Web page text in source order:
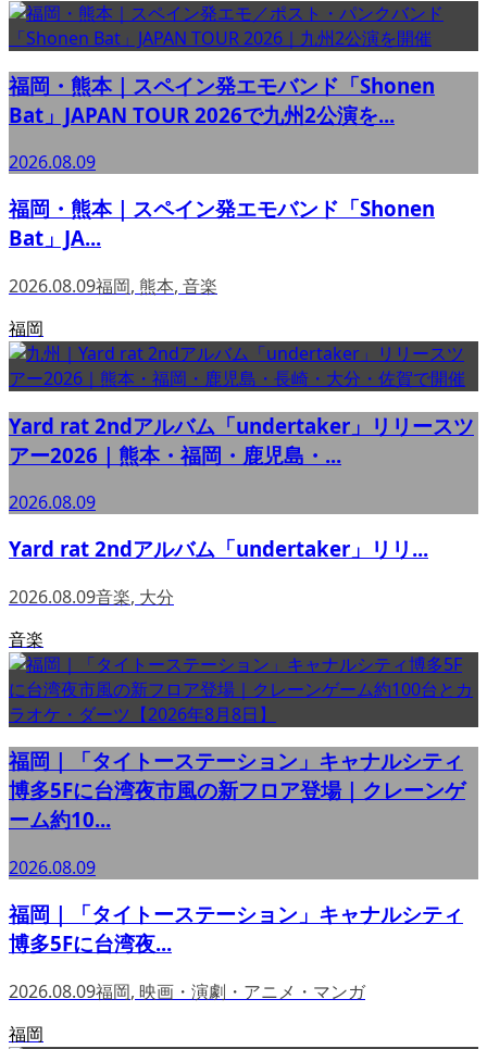
福岡・熊本｜スペイン発エモバンド「Shonen
Bat」JAPAN TOUR 2026で九州2公演を...
2026.08.09
福岡・熊本｜スペイン発エモバンド「Shonen
Bat」JA...
2026.08.09福岡, 熊本, 音楽
福岡
Yard rat 2ndアルバム「undertaker」リリースツ
アー2026｜熊本・福岡・鹿児島・...
2026.08.09
Yard rat 2ndアルバム「undertaker」リリ...
2026.08.09音楽, 大分
音楽
福岡｜「タイトーステーション」キャナルシティ
博多5Fに台湾夜市風の新フロア登場｜クレーンゲ
ーム約10...
2026.08.09
福岡｜「タイトーステーション」キャナルシティ
博多5Fに台湾夜...
2026.08.09福岡, 映画・演劇・アニメ・マンガ
福岡